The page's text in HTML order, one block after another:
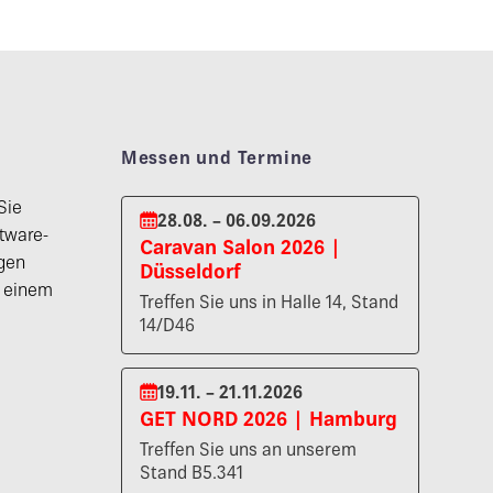
Messen und Termine
28.08. – 06.09.2026
Caravan Salon 2026 |
Düsseldorf
Treffen Sie uns in Halle 14, Stand
14/D46
19.11. – 21.11.2026
GET NORD 2026 | Hamburg
Treffen Sie uns an unserem
Stand B5.341